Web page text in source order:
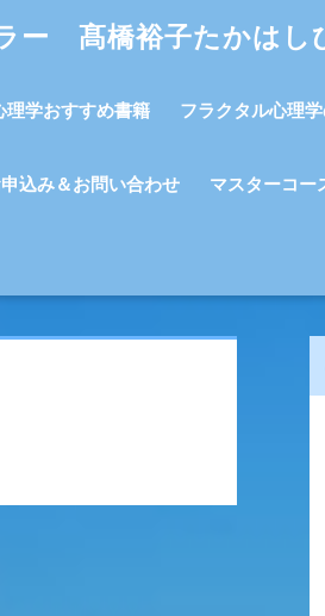
ー 髙橋裕子たかはし
理学おすすめ書籍 フラクタル心理
込み＆お問い合わせ マスターコー